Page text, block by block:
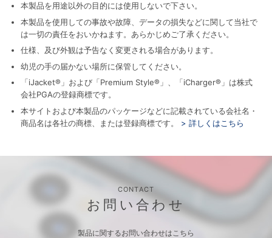
本製品を用途以外の目的には使用しないで下さい。
本製品を使用しての事故や故障、データの損失などに関して当社で
は一切の責任をおいかねます。あらかじめご了承ください。
仕様、及び外観は予告なく変更される場合があります。
幼児の手の届かない場所に保管してください。
「iJacket®」および「Premium Style®」、「iCharger®」は株式
会社PGAの登録商標です。
本サイトおよび本製品のパッケージなどに記載されている会社名・
商品名は各社の商標、または登録商標です。
> 詳しくはこちら
CONTACT
お問い合わせ
製品に関するお問い合わせはこちら